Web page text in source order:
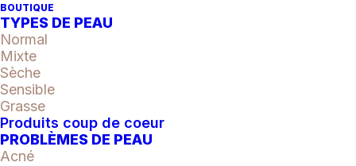
BOUTIQUE
TYPES DE PEAU
Normal
Mixte
Sèche
Sensible
Grasse
Produits coup de coeur
PROBLÈMES DE PEAU
Acné
Catégories
Étiquettes
coup
DESCRIPTION